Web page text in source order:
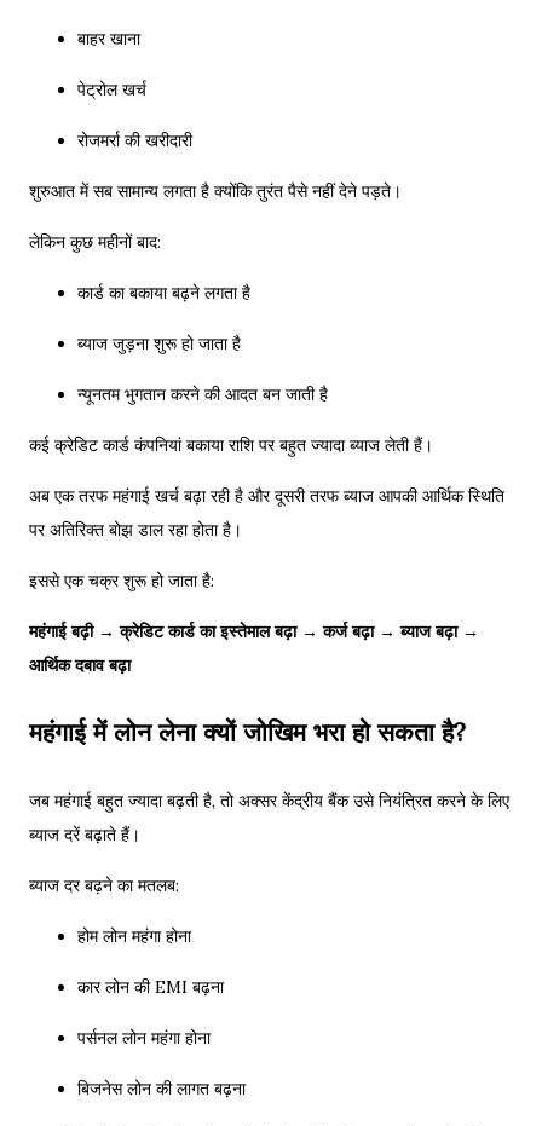
बाहर खाना
पेट्रोल खर्च
रोजमर्रा की खरीदारी
शुरुआत में सब सामान्य लगता है क्योंकि तुरंत पैसे नहीं देने पड़ते।
लेकिन कुछ महीनों बाद:
कार्ड का बकाया बढ़ने लगता है
ब्याज जुड़ना शुरू हो जाता है
न्यूनतम भुगतान करने की आदत बन जाती है
कई क्रेडिट कार्ड कंपनियां बकाया राशि पर बहुत ज्यादा ब्याज लेती हैं।
अब एक तरफ महंगाई खर्च बढ़ा रही है और दूसरी तरफ ब्याज आपकी आर्थिक स्थिति
पर अतिरिक्त बोझ डाल रहा होता है।
इससे एक चक्र शुरू हो जाता है:
महंगाई बढ़ी → क्रेडिट कार्ड का इस्तेमाल बढ़ा → कर्ज बढ़ा → ब्याज बढ़ा →
आर्थिक दबाव बढ़ा
महंगाई में लोन लेना क्यों जोखिम भरा हो सकता है?
जब महंगाई बहुत ज्यादा बढ़ती है, तो अक्सर केंद्रीय बैंक उसे नियंत्रित करने के लिए
ब्याज दरें बढ़ाते हैं।
ब्याज दर बढ़ने का मतलब:
होम लोन महंगा होना
कार लोन की EMI बढ़ना
पर्सनल लोन महंगा होना
बिजनेस लोन की लागत बढ़ना